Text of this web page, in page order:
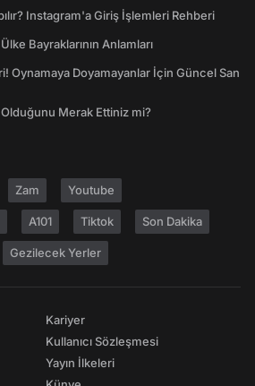
Instagram'a Giriş İşlemleri Rehberi
Bayraklarının Anlamları
Oynamaya Doyamayanlar İçin Güncel San
Merak Ettiniz mi?
Zam Youtube
A101 Tiktok Son Dakika
Gezilecek Yerler
Kariyer
Kullanıcı Sözleşmesi
Yayın İlkeleri